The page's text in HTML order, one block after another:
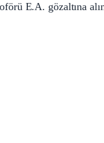
E.A. gözaltına